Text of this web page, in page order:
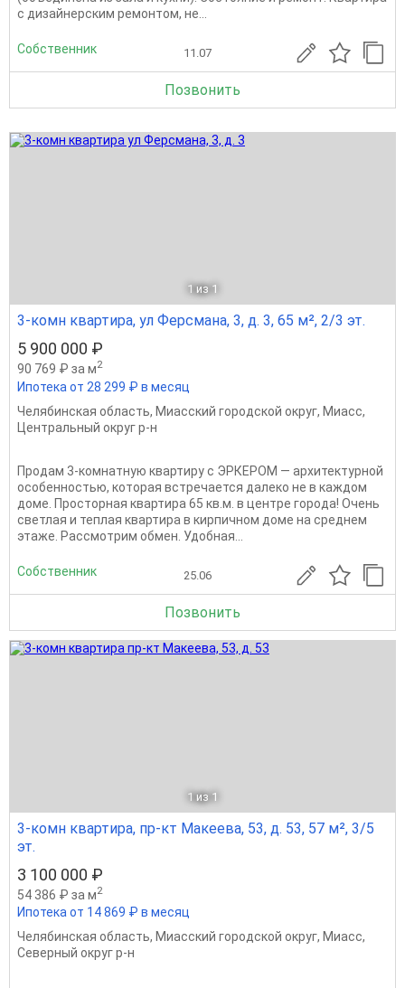
с дизайнерским ремонтом, не...
Собственник 11.07
Позвонить
1 из 1
3-комн квартира, ул Ферсмана, 3, д. 3, 65 м², 2/3 эт.
5 900 000 ₽
90 769 ₽ за м2
Ипотека от 28 299 ₽ в месяц
Челябинская область, Миасский городской округ, Миасс,
Центральный округ р-н
Продам 3-комнатную квартиру с ЭРКЕРОМ — архитектурной
особенностью, которая встречается далеко не в каждом
доме. Просторная квартира 65 кв.м. в центре города! Очень
светлая и теплая квартира в кирпичном доме на среднем
этаже. Рассмотрим обмен. Удобная...
Собственник 25.06
Позвонить
1 из 1
3-комн квартира, пр-кт Макеева, 53, д. 53, 57 м², 3/5
эт.
3 100 000 ₽
54 386 ₽ за м2
Ипотека от 14 869 ₽ в месяц
Челябинская область, Миасский городской округ, Миасс,
Северный округ р-н